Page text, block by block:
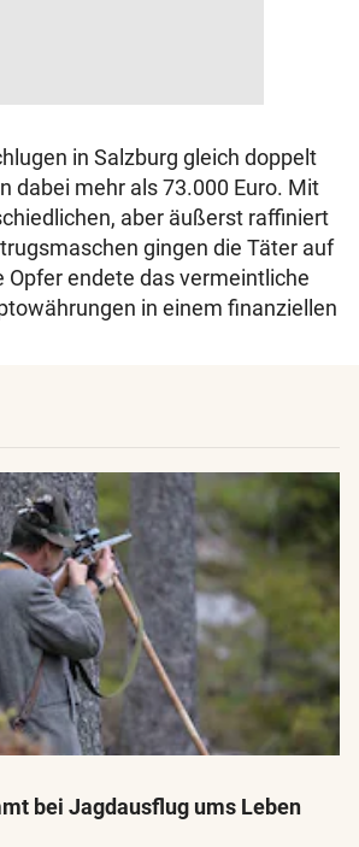
in Salzburg gleich doppelt
dabei mehr als 73.000 Euro. Mit
aber äußerst raffiniert
gingen die Täter auf
Opfer endete das vermeintliche
in einem finanziellen
bei Jagdausflug ums Leben